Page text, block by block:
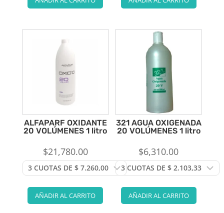
ALFAPARF OXIDANTE
20 VOLÚMENES 1 litro
$21,780.00
AÑADIR AL CARRITO
321 AGUA OXIGENADA
20 VOLÚMENES 1 litro
$6,310.00
AÑADIR AL CARRITO